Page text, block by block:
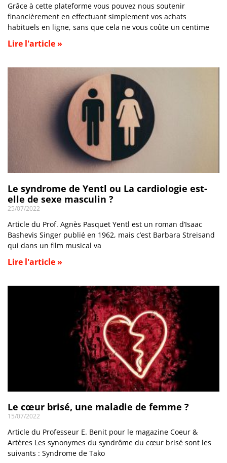
Grâce à cette plateforme vous pouvez nous soutenir
financièrement en effectuant simplement vos achats
habituels en ligne, sans que cela ne vous coûte un centime
Lire l'article »
Le syndrome de Yentl ou La cardiologie est-
elle de sexe masculin ?
25/07/2022
Article du Prof. Agnès Pasquet Yentl est un roman d’Isaac
Bashevis Singer publié en 1962, mais c’est Barbara Streisand
qui dans un film musical va
Lire l'article »
Le cœur brisé, une maladie de femme ?
15/07/2022
Article du Professeur E. Benit pour le magazine Coeur &
Artères Les synonymes du syndrôme du cœur brisé sont les
suivants : Syndrome de Tako